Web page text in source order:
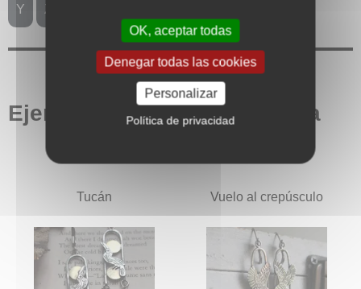
Y Z
Ejemplos de joyas con ágata
Tucán Vuelo al crepúsculo
OK, aceptar todas
Denegar todas las cookies
Personalizar
Política de privacidad